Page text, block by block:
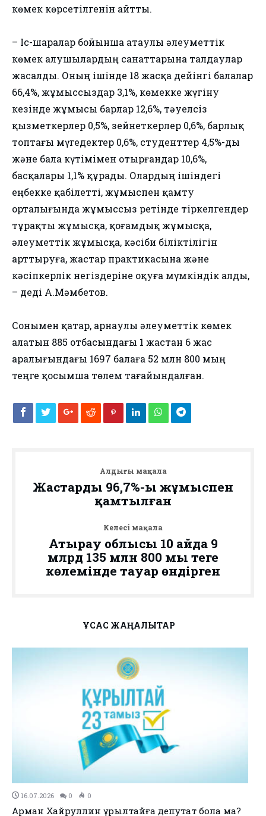
көмек көрсетілгенін айтты.
– Іс-шаралар бойынша атаулы әлеуметтік
көмек алушылардың санаттарына талдаулар
жасалды. Оның ішінде 18 жасқа дейінгі балалар
66,4%, жұмыссыздар 3,1%, көмекке жүгіну
кезінде жұмысы барлар 12,6%, тәуелсіз
қызметкерлер 0,5%, зейнеткерлер 0,6%, барлық
топтағы мүгедектер 0,6%, студенттер 4,5%-ды
және бала күтімімен отырғандар 10,6%,
басқалары 1,1% құрады. Олардың ішіндегі
еңбекке қабілетті, жұмыспен қамту
орталығында жұмыссыз ретінде тіркелгендер
тұрақты жұмысқа, қоғамдық жұмысқа,
әлеуметтік жұмысқа, кәсіби біліктілігін
арттыруға, жастар практикасына және
кәсіпкерлік негіздеріне оқуға мүмкіндік алды,
– деді А.Мәмбетов.
Сонымен қатар, арнаулы әлеуметтік көмек
алатын 885 отбасындағы 1 жастан 6 жас
аралығындағы 1697 балаға 52 млн 800 мың
теңге қосымша төлем тағайындалған.
Алдыңғы мақала
Жастардың 96,7%-ы жұмыспен
қамтылған
Келесі мақала
Атырау облысы 10 айда 9
млрд 135 млн 800 мың теңге
көлемінде тауар өндірген
ҰҚСАС ЖАҢАЛЫҚТАР
11.07.2026 0 0
no title